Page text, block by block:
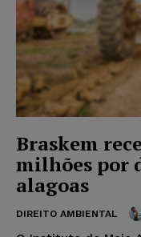
Braskem
milhões por
alagoas
DIREITO AMBIENTAL